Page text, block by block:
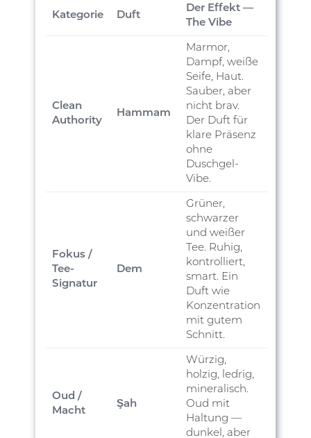
Kategorie Duft
Der Effekt —
The Vibe
Clean
Authority
Hammam
Marmor,
Dampf, weiße
Seife, Haut.
Sauber, aber
nicht brav.
Der Duft für
klare Präsenz
ohne
Duschgel-
Vibe.
Fokus /
Tee-
Signatur
Dem
Grüner,
schwarzer
und weißer
Tee. Ruhig,
kontrolliert,
smart. Ein
Duft wie
Konzentration
mit gutem
Schnitt.
Oud /
Macht
Şah
Würzig,
holzig, ledrig,
mineralisch.
Oud mit
Haltung —
dunkel, aber